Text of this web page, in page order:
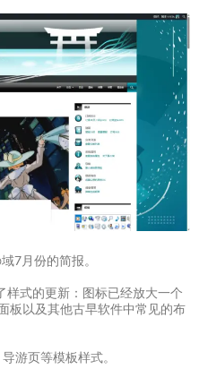
7月份的简报。
样式的更新：图标已经放大一个
板以及其他古早软件中常见的布
游页等模板样式。